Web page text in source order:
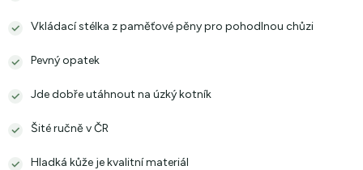
Vkládací stélka z paměťové pěny pro pohodlnou chůzi
Pevný opatek
Jde dobře utáhnout na úzký kotník
Šité ručně v ČR
Hladká kůže je kvalitní materiál